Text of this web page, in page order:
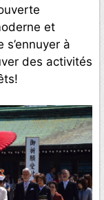
et
à
des activités